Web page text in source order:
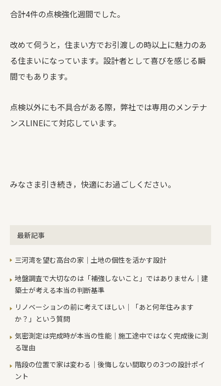
合計4件の点検強化週間でした。
改めて伺うと，住まい方でお引渡しの時以上に魅力のあ
る住まいになっています。設計者として喜びを感じる瞬
間でもあります。
点検以外にも不具合がある際，弊社では専用のメンテナ
ンスLINEにて対応しています。
みなさま引き続き，快適にお過ごしください。
最新記事
三河湾を望む高台の家｜土地の個性を活かす設計
地盤調査で大切なのは「補強しないこと」ではありません｜建
築士が考える本当の判断基準
リノベーションの前に考えてほしい｜「あと何年住みます
か？」という質問
気密測定は完成時が本当の性能｜施工途中ではなく完成後に測
る理由
階段の位置で家は変わる｜後悔しない間取りの3つの設計ポイ
ント